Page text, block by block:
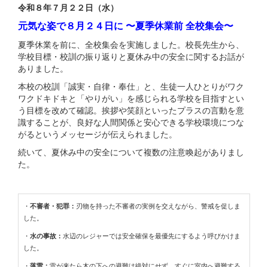
令和８年７月２２日（水）
元気な姿で８月２４日に 〜夏季休業前 全校集会〜
夏季休業を前に、全校集会を実施しました。校長先生から、
学校目標・校訓の振り返りと夏休み中の安全に関するお話が
ありました。
本校の校訓「誠実・自律・奉仕」と、生徒一人ひとりがワク
ワクドキドキと「やりがい」を感じられる学校を目指すとい
う目標を改めて確認。挨拶や笑顔といったプラスの言動を意
識することが、良好な人間関係と安心できる学校環境につな
がるというメッセージが伝えられました。
続いて、夏休み中の安全について複数の注意喚起がありまし
た。
・ 不審者・犯罪： 刃物を持った不審者の実例を交えながら、警戒を促しま
した。
・ 水の事故： 水辺のレジャーでは安全確保を最優先にするよう呼びかけま
した。
・ 落雷： 雷が来たら木の下への避難は絶対にせず、すぐに室内へ避難する